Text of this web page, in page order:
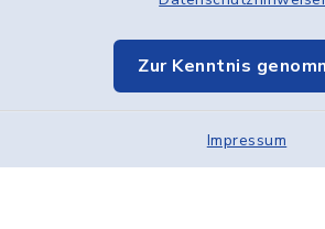
Zur Kenntnis
Impressum
Elektronische
Sitemap